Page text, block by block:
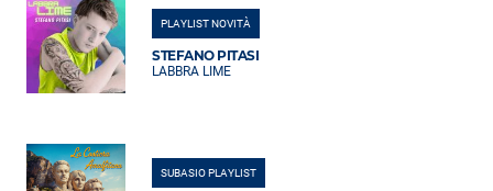
PLAYLIST NOVITÀ
STEFANO PITASI
LABBRA LIME
SUBASIO PLAYLIST